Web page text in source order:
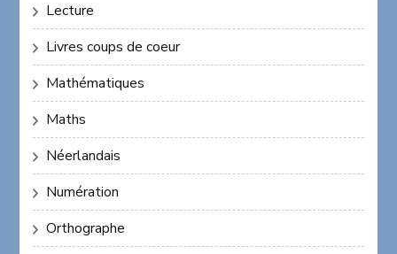
Lecture
Livres coups de coeur
Mathématiques
Maths
Néerlandais
Numération
Orthographe